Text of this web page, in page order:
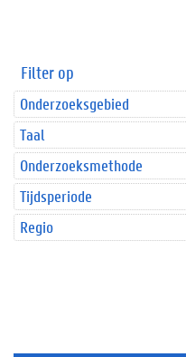
Filter op
Onderzoeksgebied
Taal
Onderzoeksmethode
Tijdsperiode
Regio